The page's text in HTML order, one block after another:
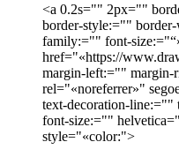
<a 0.2s="" 2px=""
border-style:=""
family:="" font-
href="«https://
margin-left:=""
rel="«noreferrer»"
text-decoration-
font-size:=""
style="«color:">